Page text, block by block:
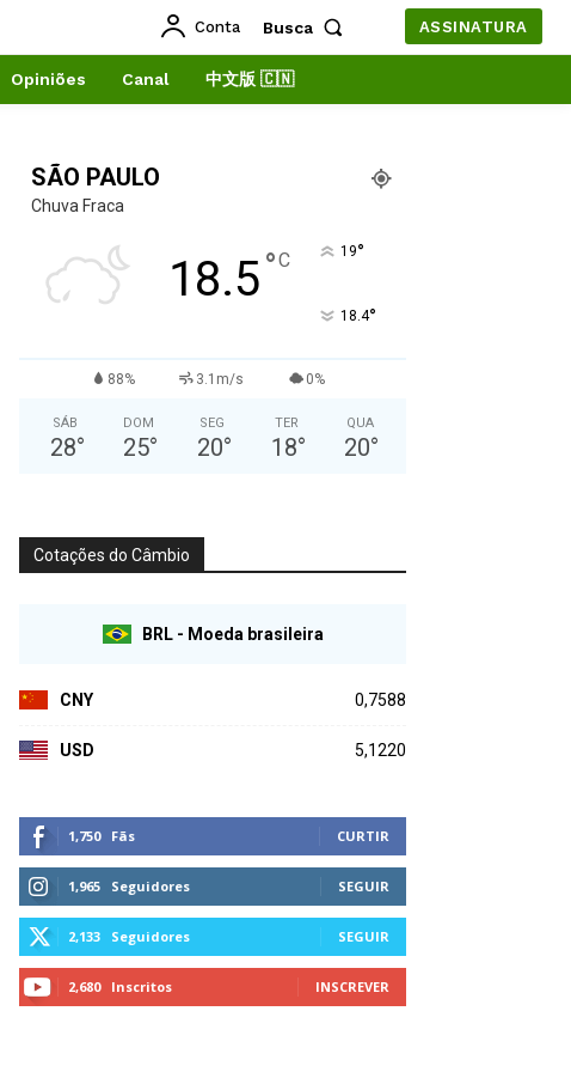
Conta Busca ASSINATURA
Opiniões Canal 中文版 🇨🇳
SÃO PAULO
Chuva Fraca
18.5°C 19°
18.4°
88% 3.1m/s 0%
SÁB
28°
DOM
25°
SEG
20°
TER
18°
QUA
20°
Cotações do Câmbio
BRL - Moeda brasileira
CNY 0,7588
USD 5,1220
1,750 Fãs CURTIR
1,965 Seguidores SEGUIR
2,133 Seguidores SEGUIR
2,680 Inscritos INSCREVER